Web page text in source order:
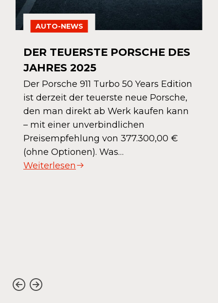
AUTO-NEWS
DER TEUERSTE PORSCHE DES
JAHRES 2025
Der Porsche 911 Turbo 50 Years Edition
ist derzeit der teuerste neue Porsche,
den man direkt ab Werk kaufen kann
– mit einer unverbindlichen
Preisempfehlung von 377.300,00 €
(ohne Optionen). Was…
Weiterlesen